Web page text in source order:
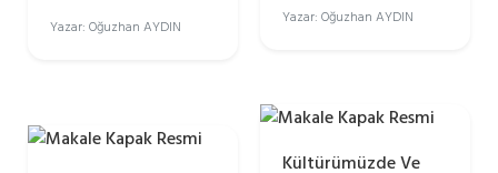
Yazar: Oğuzhan AYDIN
Yazar: Oğuzhan AYDIN
Kültürümüzde Ve